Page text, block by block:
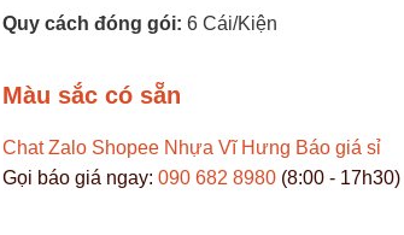
Quy cách đóng gói: 6 Cái/Kiện
Màu sắc có sẵn
Chat Zalo Shopee Nhựa Vĩ Hưng Báo giá sỉ
Gọi báo giá ngay: 090 682 8980 (8:00 - 17h30)